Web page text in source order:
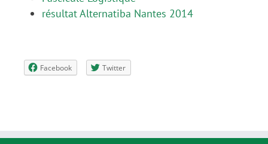
résultat Alternatiba Nantes 2014
Facebook Twitter